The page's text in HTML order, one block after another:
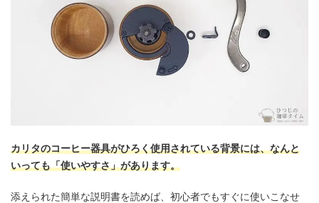
カリタのコーヒー器具がひろく使用されている背景には、なんと
いっても「使いやすさ」があります。
添えられた簡単な説明書を読めば、初心者でもすぐに使いこなせ